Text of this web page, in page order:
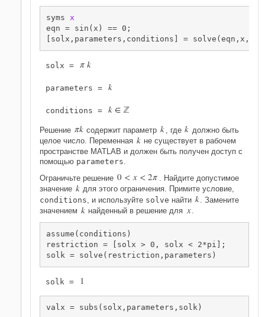
syms x
eqn = sin(x) == 0;
[solx,parameters,conditions] = solve(eqn,x,
solx = πk
parameters = k
conditions = k ∈ℤ
Решение πk содержит параметр k , где k должно быть
целое число. Переменная k не существует в рабочем
пространстве MATLAB и должен быть получен доступ с
помощью parameters
Ограничьте решение 0 < x <2π
. Найдите допустимое
значение k для этого ограничения. Примите условие,
conditions , и используйте solve найти k
. Замените
значением k найденный в решение для x
assume(conditions)
restriction = [solx > 0, solx < 2*pi];
solk = solve(restriction,parameters)
solk = 1
valx = subs(solx,parameters,solk)